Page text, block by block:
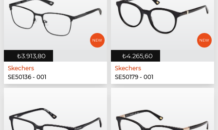
₺3.913,80
Skechers
SE50136 - 001
₺4.265,60
Skechers
SE50179 - 001